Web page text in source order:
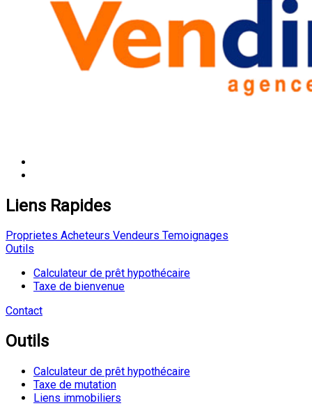
Liens Rapides
Proprietes Acheteurs Vendeurs Temoignages
Outils
Calculateur de prêt hypothécaire
Taxe de bienvenue
Contact
Outils
Calculateur de prêt hypothécaire
Taxe de mutation
Liens immobiliers